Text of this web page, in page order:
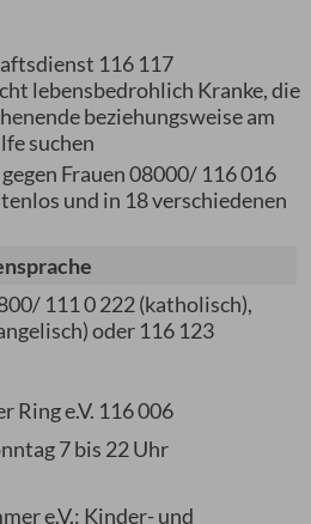
116 117
lebensbedrohlich Kranke, die
beziehungsweise am
suchen
Frauen 08000/ 116 016
und in 18 verschiedenen
111 0 222 (katholisch),
oder 116 123
e.V. 116 006
7 bis 22 Uhr
e.V.: Kinder- und